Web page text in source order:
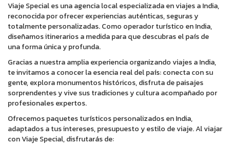
Viaje Special es una agencia local especializada en viajes a India,
reconocida por ofrecer experiencias auténticas, seguras y
totalmente personalizadas. Como operador turístico en India,
diseñamos itinerarios a medida para que descubras el país de
una forma única y profunda.
Gracias a nuestra amplia experiencia organizando viajes a India,
te invitamos a conocer la esencia real del país: conecta con su
gente, explora monumentos históricos, disfruta de paisajes
sorprendentes y vive sus tradiciones y cultura acompañado por
profesionales expertos.
Ofrecemos paquetes turísticos personalizados en India,
adaptados a tus intereses, presupuesto y estilo de viaje. Al viajar
con Viaje Special, disfrutarás de: